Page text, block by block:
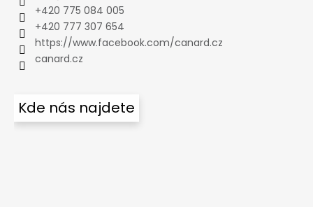
+420 775 084 005
+420 777 307 654
https://www.facebook.com/canard.cz
canard.cz
Kde nás najdete